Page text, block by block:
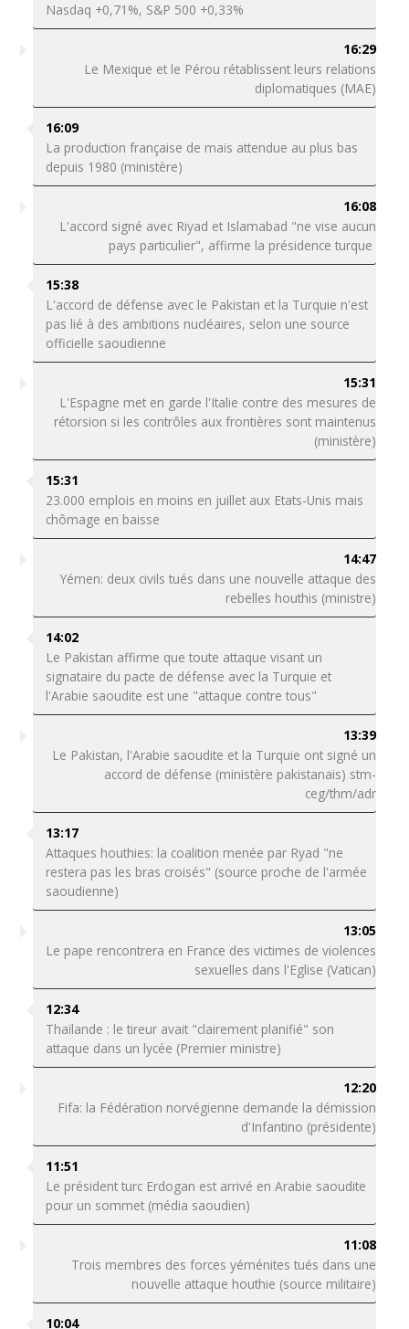
Nasdaq +0,71%, S&P 500 +0,33%
16:29
Le Mexique et le Pérou rétablissent leurs relations
diplomatiques (MAE)
16:09
La production française de maïs attendue au plus bas
depuis 1980 (ministère)
16:08
L'accord signé avec Riyad et Islamabad "ne vise aucun
pays particulier", affirme la présidence turque
15:38
L'accord de défense avec le Pakistan et la Turquie n'est
pas lié à des ambitions nucléaires, selon une source
officielle saoudienne
15:31
L'Espagne met en garde l'Italie contre des mesures de
rétorsion si les contrôles aux frontières sont maintenus
(ministère)
15:31
23.000 emplois en moins en juillet aux Etats-Unis mais
chômage en baisse
14:47
Yémen: deux civils tués dans une nouvelle attaque des
rebelles houthis (ministre)
14:02
Le Pakistan affirme que toute attaque visant un
signataire du pacte de défense avec la Turquie et
l'Arabie saoudite est une "attaque contre tous"
13:39
Le Pakistan, l'Arabie saoudite et la Turquie ont signé un
accord de défense (ministère pakistanais) stm-
ceg/thm/adr
13:17
Attaques houthies: la coalition menée par Ryad "ne
restera pas les bras croisés" (source proche de l'armée
saoudienne)
13:05
Le pape rencontrera en France des victimes de violences
sexuelles dans l'Eglise (Vatican)
12:34
Thaïlande : le tireur avait "clairement planifié" son
attaque dans un lycée (Premier ministre)
12:20
Fifa: la Fédération norvégienne demande la démission
d'Infantino (présidente)
11:51
Le président turc Erdogan est arrivé en Arabie saoudite
pour un sommet (média saoudien)
11:08
Trois membres des forces yéménites tués dans une
nouvelle attaque houthie (source militaire)
10:04